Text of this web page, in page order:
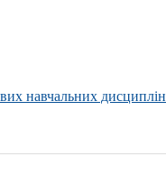
навчальних дисциплін